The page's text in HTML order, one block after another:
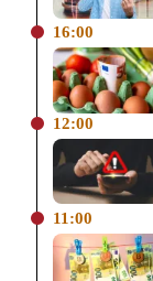
16:00
12:00
11:00